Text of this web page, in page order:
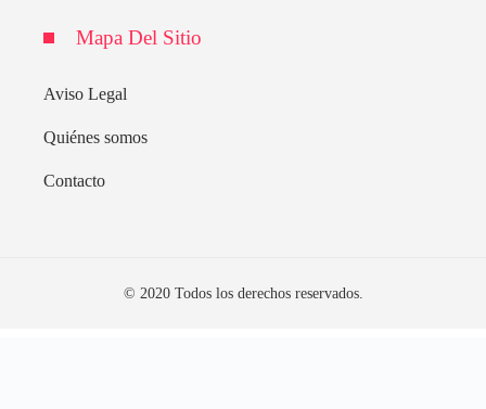
Mapa Del Sitio
Aviso Legal
Quiénes somos
Contacto
© 2020 Todos los derechos reservados.